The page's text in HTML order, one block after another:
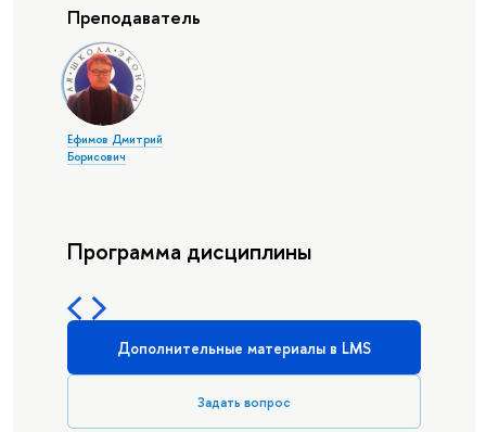
Преподаватель
Ефимов Дмитрий
Борисович
Программа дисциплины
Дополнительные материалы в LMS
Задать вопрос